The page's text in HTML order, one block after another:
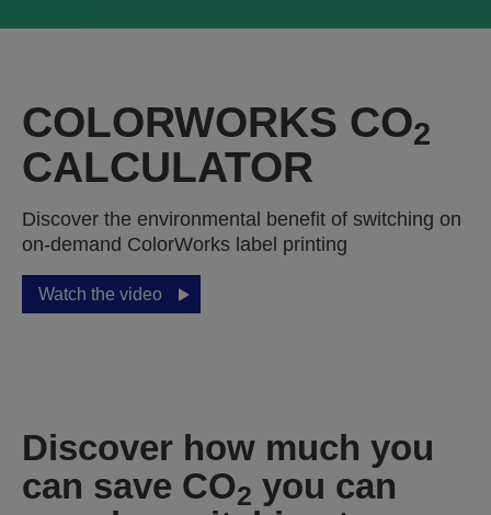
COLORWORKS CO2
CALCULATOR
Discover the environmental benefit of switching on
on-demand ColorWorks label printing
Watch the video
Discover how much you
can save CO2 you can